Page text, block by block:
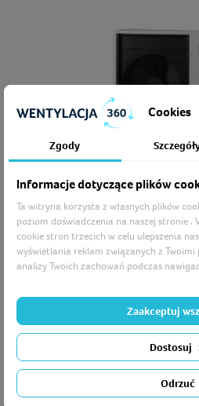
MITSUBISHI POMPA PUD-
Cookies
Zgody
Informacje dotyczące plików
Ta witryna korzysta z własnych plików
poziom doświadczenia na naszej stronie
cookie stron trzecich w celu ulepszenia
wyświetlania reklam związanych z
analizy Twoich zachowań podczas
Odrzuć
Dostosuj
Zaakceptuj